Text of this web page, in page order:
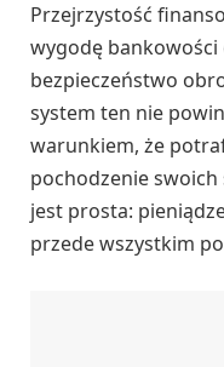
Przejrzystość
wygodę
bezpieczeństwo
system ten nie
warunkiem, że
pochodzenie swoich
jest prosta:
przede wszystkim